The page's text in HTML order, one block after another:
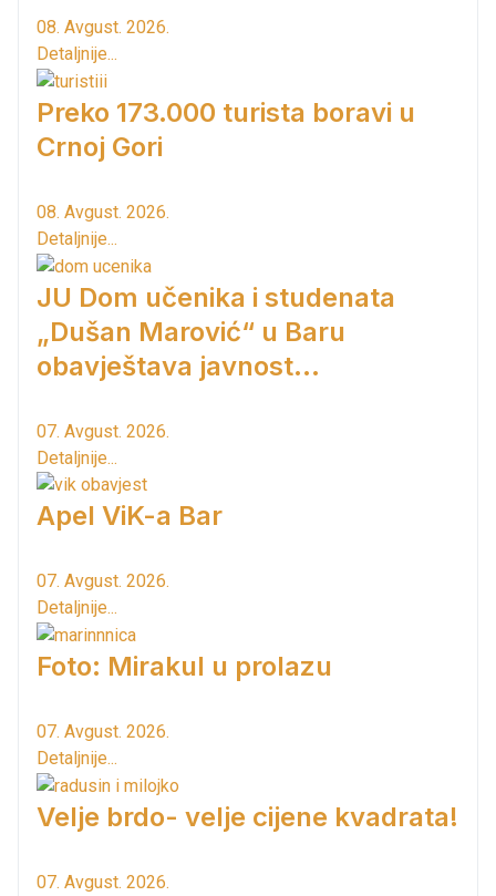
08. Avgust. 2026.
Detaljnije...
Preko 173.000 turista boravi u
Crnoj Gori
08. Avgust. 2026.
Detaljnije...
JU Dom učenika i studenata
„Dušan Marović“ u Baru
obavještava javnost...
07. Avgust. 2026.
Detaljnije...
Apel ViK-a Bar
07. Avgust. 2026.
Detaljnije...
Foto: Mirakul u prolazu
07. Avgust. 2026.
Detaljnije...
Velje brdo- velje cijene kvadrata!
07. Avgust. 2026.